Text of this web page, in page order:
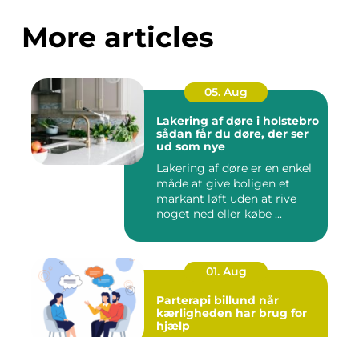
More articles
05. Aug
Lakering af døre i holstebro
sådan får du døre, der ser
ud som nye
Lakering af døre er en enkel
måde at give boligen et
markant løft uden at rive
noget ned eller købe ...
01. Aug
Parterapi billund når
kærligheden har brug for
hjælp